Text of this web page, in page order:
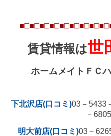
賃貸情報は世
ホームメイトＦＣ
下北沢店(口コミ)03 － 5433
－ 6805
明大前店(口コミ)03－